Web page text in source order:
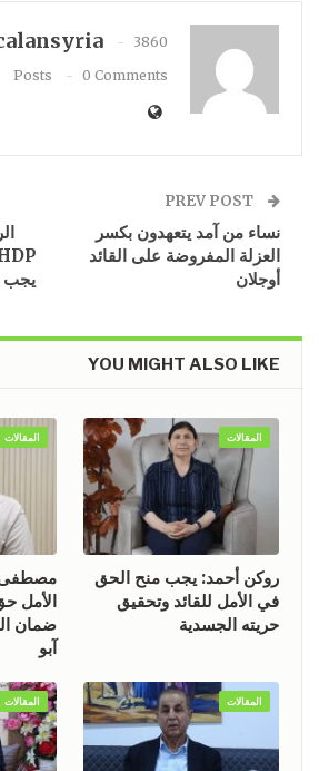
3860
Posts
0 Comments
نساء من آمد يتعهدون بكسر
العزلة المفروضة على القائد
أوجلان
يجب
YOU MIGHT ALSO LIKE
المقالات
روكن أحمد: يجب منح الحق
في الأمل للقائد وتحقيق
حريته الجسدية
المقالات
الأمل
ضمان
آبو
المقالات المقالات